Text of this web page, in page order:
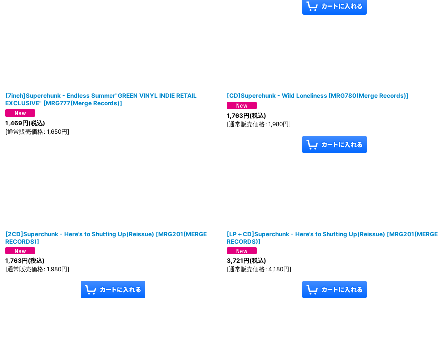
[7inch]Superchunk - Endless Summer"GREEN VINYL INDIE RETAIL
EXCLUSIVE" [MRG777(Merge Records)]
1,469円(税込)
[通常販売価格: 1,650円]
[CD]Superchunk - Wild Loneliness [MRG780(Merge Records)]
1,763円(税込)
[通常販売価格: 1,980円]
[2CD]Superchunk - Here's to Shutting Up(Reissue) [MRG201(MERGE
RECORDS)]
1,763円(税込)
[通常販売価格: 1,980円]
[LP＋CD]Superchunk - Here's to Shutting Up(Reissue) [MRG201(MERGE
RECORDS)]
3,721円(税込)
[通常販売価格: 4,180円]